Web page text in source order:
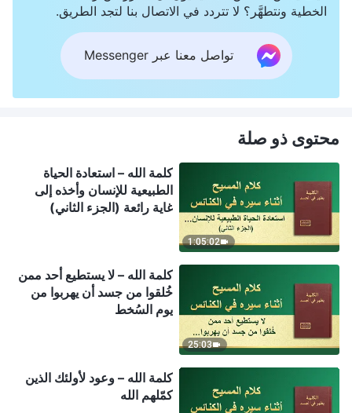
الخطية ونتطهَّر؟ لا تتردد في الاتصال بنا لتجد الطريق.
تواصل معنا عبر Messenger
محتوى ذو صلة
1:05:02
كلمة الله – استعادة الحياة
الطبيعية للإنسان وأخذه إلى
غاية رائعة (الجزء الثاني)
25:03
كلمة الله – لا يستطيع أحد ممن
خُلقوا من جسد أن يهربوا من
يوم السُخط
كلمة الله – وعود لأولئك الذين
كمّلهم الله